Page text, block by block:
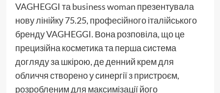
VAGHEGGI та business woman презентувала
нову лінійку 75.25, професійного італійського
бренду VAGHEGGI. Вона розповіла, що це
прецизійна косметика та перша система
догляду за шкірою, де денний крем для
обличчя створено у синергії з пристроєм,
розробленим для максимізації його